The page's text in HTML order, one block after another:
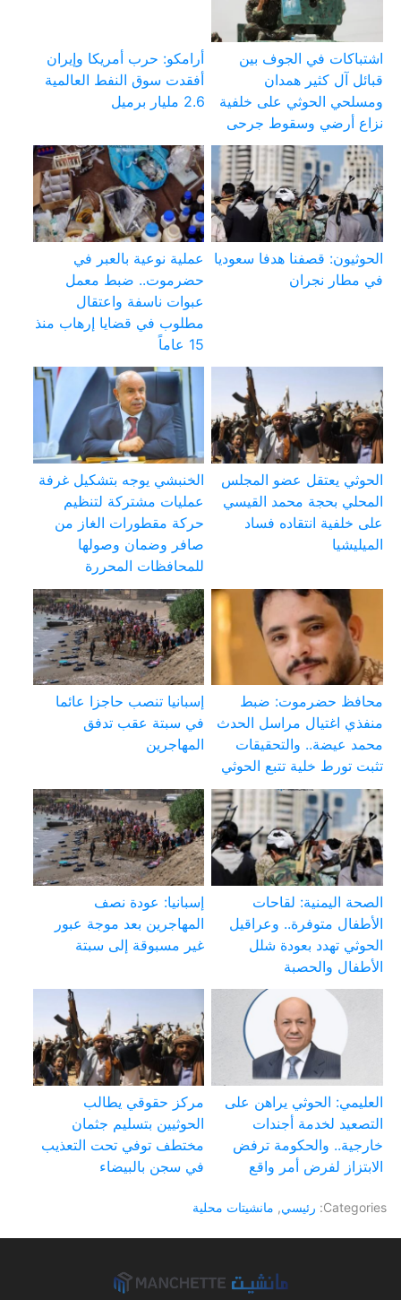
اشتباكات في الجوف بين
قبائل آل كثير همدان
ومسلحي الحوثي على خلفية
نزاع أرضي وسقوط جرحى
أرامكو: حرب أمريكا وإيران
أفقدت سوق النفط العالمية
2.6 مليار برميل
الحوثيون: قصفنا هدفا سعوديا
في مطار نجران
عملية نوعية بالعبر في
حضرموت.. ضبط معمل
عبوات ناسفة واعتقال
مطلوب في قضايا إرهاب منذ
15 عاماً
الحوثي يعتقل عضو المجلس
المحلي بحجة محمد القيسي
على خلفية انتقاده فساد
الميليشيا
الخنبشي يوجه بتشكيل غرفة
عمليات مشتركة لتنظيم
حركة مقطورات الغاز من
صافر وضمان وصولها
للمحافظات المحررة
محافظ حضرموت: ضبط
منفذي اغتيال مراسل الحدث
محمد عيضة.. والتحقيقات
تثبت تورط خلية تتبع الحوثي
إسبانيا تنصب حاجزا عائما
في سبتة عقب تدفق
المهاجرين
الصحة اليمنية: لقاحات
الأطفال متوفرة.. وعراقيل
الحوثي تهدد بعودة شلل
الأطفال والحصبة
إسبانيا: عودة نصف
المهاجرين بعد موجة عبور
غير مسبوقة إلى سبتة
العليمي: الحوثي يراهن على
التصعيد لخدمة أجندات
خارجية.. والحكومة ترفض
الابتزاز لفرض أمر واقع
مركز حقوقي يطالب
الحوثيين بتسليم جثمان
مختطف توفي تحت التعذيب
في سجن بالبيضاء
Categories: رئيسي, مانشيتات محلية